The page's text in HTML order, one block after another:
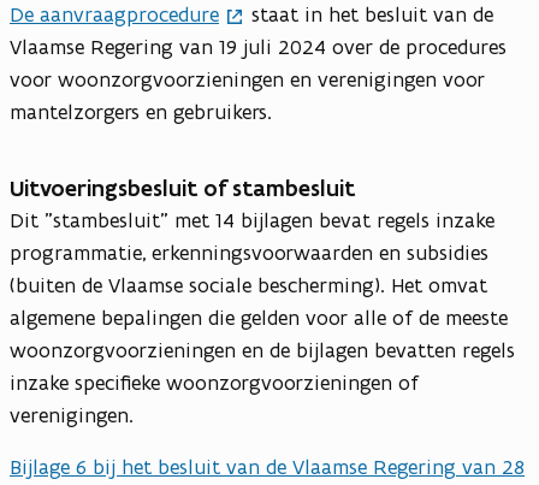
De aanvraagprocedure
staat in het besluit van de
Vlaamse Regering van 19 juli 2024 over de procedures
voor woonzorgvoorzieningen en verenigingen voor
mantelzorgers en gebruikers.
Uitvoeringsbesluit of stambesluit
Dit "stambesluit" met 14 bijlagen bevat regels inzake
programmatie, erkenningsvoorwaarden en subsidies
(buiten de Vlaamse sociale bescherming). Het omvat
algemene bepalingen die gelden voor alle of de meeste
woonzorgvoorzieningen en de bijlagen bevatten regels
inzake specifieke woonzorgvoorzieningen of
verenigingen.
Bijlage 6 bij het besluit van de Vlaamse Regering van 28